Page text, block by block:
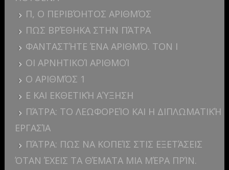
Π, Ο ΠΕΡΙΒΌΗΤΟΣ ΑΡΙΘΜΌΣ
ΠΩΣ ΒΡΈΘΗΚΑ ΣΤΗΝ ΠΆΤΡΑ
ΦΑΝΤΑΣΤΉΤΕ ΈΝΑ ΑΡΙΘΜΌ. ΤΟΝ I
ΟΙ ΑΡΝΗΤΙΚΟΊ ΑΡΙΘΜΟΊ
Ο ΑΡΙΘΜΌΣ 1
E ΚΑΙ ΕΚΘΕΤΙΚΉ ΑΎΞΗΣΗ
ΠΆΤΡΑ: ΤΟ ΛΕΩΦΟΡΕΊΟ ΚΑΙ Η ΔΙΠΛΩΜΑΤΙΚΉ
ΕΡΓΑΣΊΑ
ΠΆΤΡΑ: ΠΩΣ ΝΑ ΚΟΠΕΊΣ ΣΤΙΣ ΕΞΕΤΆΣΕΙΣ
ΌΤΑΝ ΈΧΕΙΣ ΤΑ ΘΈΜΑΤΑ ΜΙΑ ΜΈΡΑ ΠΡΊΝ.